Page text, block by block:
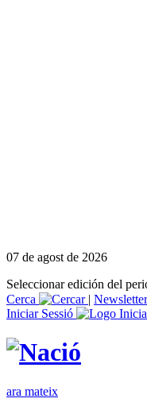
07 de agost de 2026
Seleccionar edición del
Cerca
|
Iniciar Sessió
ara mateix